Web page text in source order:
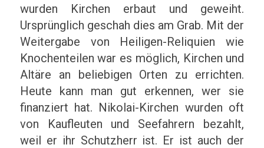
wurden Kirchen erbaut und geweiht.
Ursprünglich geschah dies am Grab. Mit der
Weitergabe von Heiligen-Reliquien wie
Knochenteilen war es möglich, Kirchen und
Altäre an beliebigen Orten zu errichten.
Heute kann man gut erkennen, wer sie
finanziert hat. Nikolai-Kirchen wurden oft
von Kaufleuten und Seefahrern bezahlt,
weil er ihr Schutzherr ist. Er ist auch der